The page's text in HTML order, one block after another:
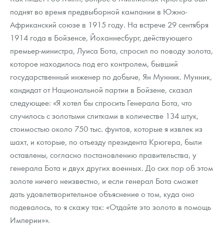
поднят во время предвыборной кампании в Южно-
Африканский союзе в 1915 году. На встрече 29 сентября
1914 года в Бойзенсе, Йоханнесбург, действующего
премьер-министра, Луиса Бота, спросил по поводу золота,
которое находилось под его контролем, бывший
государственный инженер по добыче, Ян Мунник. Мунник,
кандидат от Национальной партии в Бойзене, сказал
следующее: «Я хотел бы спросить Генерала Бота, что
случилось с золотыми слитками в количестве 134 штук,
стоимостью около 750 тыс. фунтов, которые я извлек из
шахт, и которые, по отъезду президента Крюгера, были
оставлены, согласно постановлению правительства, у
генерала Бота и двух других военных. До сих пор об этом
золоте ничего неизвестно, и если генерал Бота сможет
дать удовлетворительное объяснение о том, куда оно
подевалось, то я скажу так: «Отдайте это золото в помощь
Империи»».